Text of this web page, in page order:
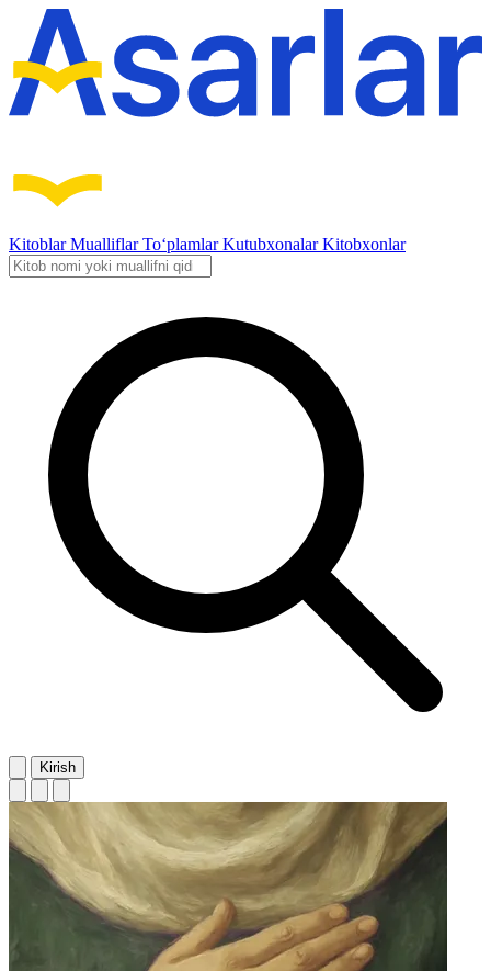
KitoblarMualliflarTo‘plamlarKutubxonalarKitobxonlar
Kirish